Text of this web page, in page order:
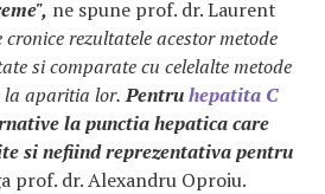
ne spune prof. dr. Laurent
rezultatele acestor metode
si comparate cu celelalte metode
la aparitia lor.Pentruhepatita C
la punctia hepatica care
si nefiind reprezentativa pentru
prof. dr. Alexandru Oproiu.